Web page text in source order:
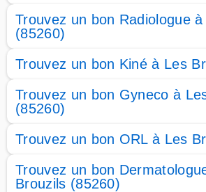
Trouvez un bon Radiologue
(85260)
Trouvez un bon Kiné à Les
Trouvez un bon Gyneco à
(85260)
Trouvez un bon ORL à Les
Trouvez un bon
Brouzils (85260)